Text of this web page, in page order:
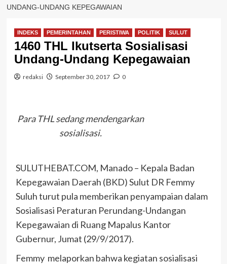
UNDANG-UNDANG KEPEGAWAIAN
INDEKS PEMERINTAHAN PERISTIWA POLITIK SULUT
1460 THL Ikutserta Sosialisasi
Undang-Undang Kepegawaian
redaksi September 30, 2017 0
Para THL sedang mendengarkan
sosialisasi.
SULUTHEBAT.COM, Manado – Kepala Badan
Kepegawaian Daerah (BKD) Sulut DR Femmy
Suluh turut pula memberikan penyampaian dalam
Sosialisasi Peraturan Perundang-Undangan
Kepegawaian di Ruang Mapalus Kantor
Gubernur, Jumat (29/9/2017).
Femmy melaporkan bahwa kegiatan sosialisasi